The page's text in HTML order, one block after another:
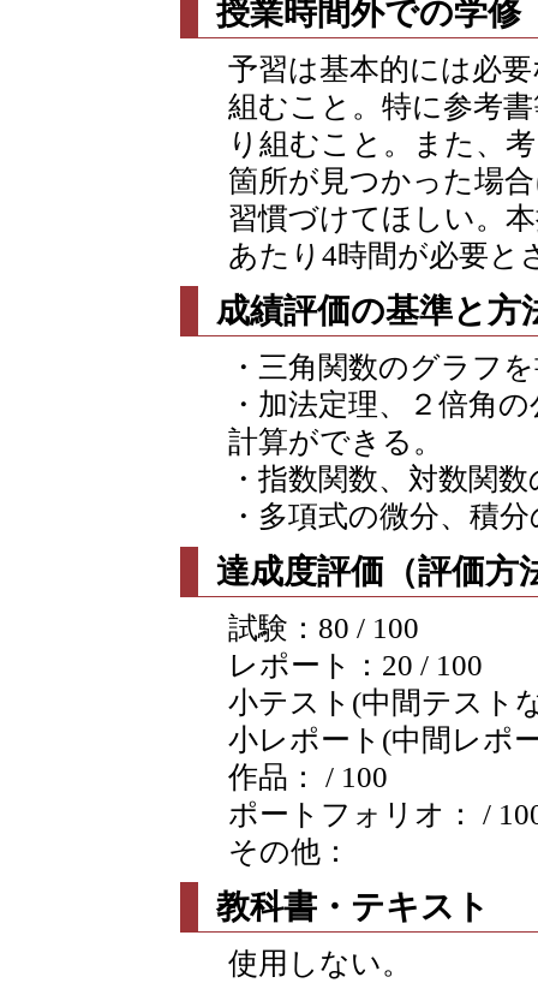
授業時間外での学修
予習は基本的には必
組むこと。特に参考
り組むこと。また、
箇所が見つかった場
習慣づけてほしい。
あたり4時間が必要と
成績評価の基準と方
・三角関数のグラフ
・加法定理、２倍角
計算ができる。
・指数関数、対数関
・多項式の微分、積
達成度評価（評価方
試験：80 / 100
レポート：20 / 100
小テスト(中間テスト
小レポート(中間レポ
作品： / 100
ポートフォリオ： /
その他：
教科書・テキスト
使用しない。